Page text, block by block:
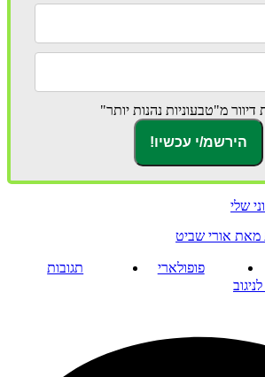
מ"טבעוניות נהנות יותר"
פופולארי תגובות